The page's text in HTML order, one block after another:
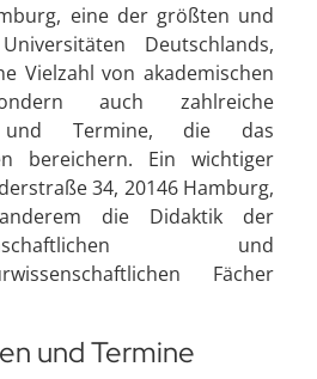
eine der größten und
Deutschlands,
Vielzahl von akademischen
auch zahlreiche
und Termine, die das
bereichern. Ein wichtiger
34, 20146 Hamburg,
die Didaktik der
und
Fächer
und Termine